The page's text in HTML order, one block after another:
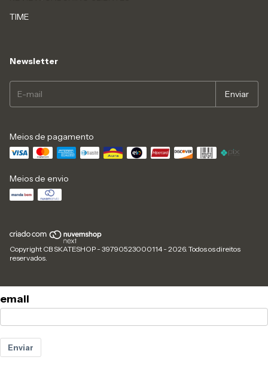
TIME
Newsletter
Meios de pagamento
Meios de envio
Copyright CB SKATESHOP - 39790523000114 - 2026. Todos os direitos
reservados.
email
Enviar